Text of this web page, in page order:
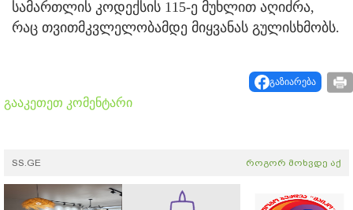
სამართლის კოდექსის 115-ე მუხლით აღიძრა,
რაც თვითმკვლელობამდე მიყვანას გულისხმობს.
გაზიარება
გააკეთეთ კომენტარი
SS.GE როგორ მოხვდე აქ